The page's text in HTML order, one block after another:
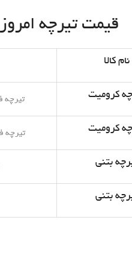
قیمت تیرچه امروز
نام کالا
کرومیت تیرچه فلزی
کرومیت تیرچه فلزی
بتنی
بتنی